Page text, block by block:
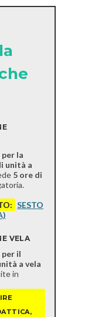
la
unità a
5 ore di
SESTO
VELA
il
a vela
in